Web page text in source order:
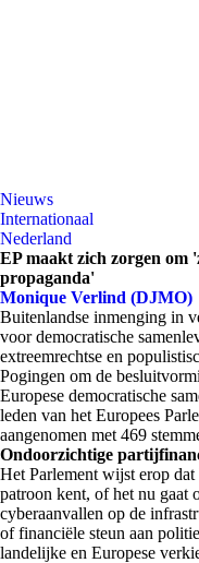
Nieuws
Internationaal
Nederland
EP maakt zich zorgen om
propaganda'
Monique Verlind (DJMO)
Buitenlandse inmenging in
voor democratische
extreemrechtse en
Pogingen om de
Europese democratische
leden van het Europees
aangenomen met 469
Ondoorzichtige
Het Parlement wijst erop
patroon kent, of het nu gaat
cyberaanvallen op de
of financiële steun aan
landelijke en Europese